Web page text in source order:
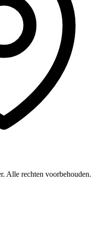
Alle rechten voorbehouden.